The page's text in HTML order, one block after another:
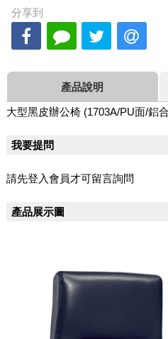
分享到
產品說明
大型黑皮辦公椅 (1703A/PU面/鋁
我要提問
請先登入會員才可留言詢問
產品展示圖